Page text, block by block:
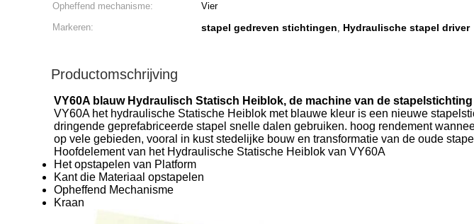
Opheffend mechanisme:
Vier
Markeren:
stapel gedreven stichtingen, Hydraulische stapel driver
Productomschrijving
VY60A blauw Hydraulisch Statisch Heiblok, de machine van de
VY60A het hydraulische Statische Heiblok met blauwe kleur is een nieuwe
dringende geprefabriceerde stapel snelle dalen gebruiken. hoog rendement
op vele gebieden, vooral in kust stedelijke bouw en transformatie van de oude
Hoofdelement van het Hydraulische Statische Heiblok van VY60A
Het opstapelen van Platform
Kant die Materiaal opstapelen
Opheffend Mechanisme
Kraan